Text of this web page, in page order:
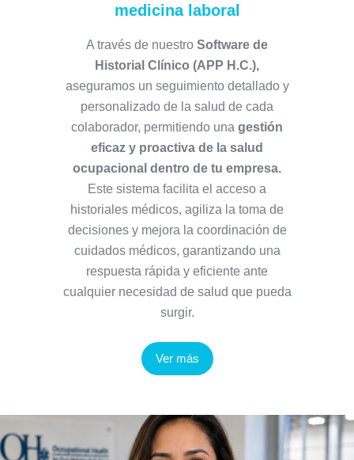
medicina laboral
A través de nuestro Software de
Historial Clínico (APP H.C.),
aseguramos un seguimiento detallado y
personalizado de la salud de cada
colaborador, permitiendo una gestión
eficaz y proactiva de la salud
ocupacional dentro de tu empresa.
Este sistema facilita el acceso a
historiales médicos, agiliza la toma de
decisiones y mejora la coordinación de
cuidados médicos, garantizando una
respuesta rápida y eficiente ante
cualquier necesidad de salud que pueda
surgir.
Ver más